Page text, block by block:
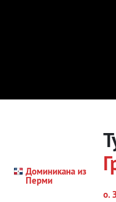
Доминикана из
Перми
о.